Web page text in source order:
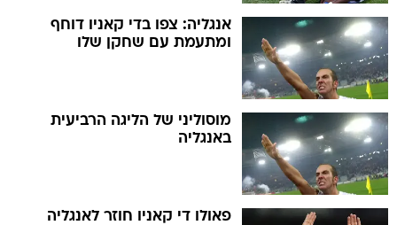
אנגליה: צפו בדי קאניו דוחף
ומתעמת עם שחקן שלו
מוסוליני של הליגה הרביעית
באנגליה
פאולו די קאניו חוזר לאנגליה